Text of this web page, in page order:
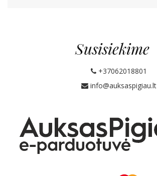
Susisiekime
+37062018801
info@auksaspigiau.lt